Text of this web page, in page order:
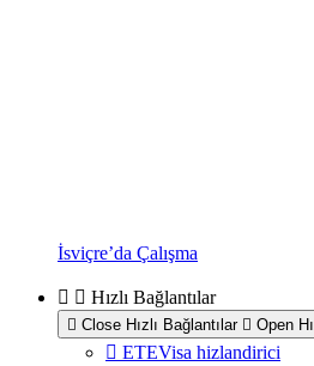
İsviçre’da Çalışma
Hızlı Bağlantılar
Close Hızlı Bağlantılar Open
ETEVisa hizlandirici